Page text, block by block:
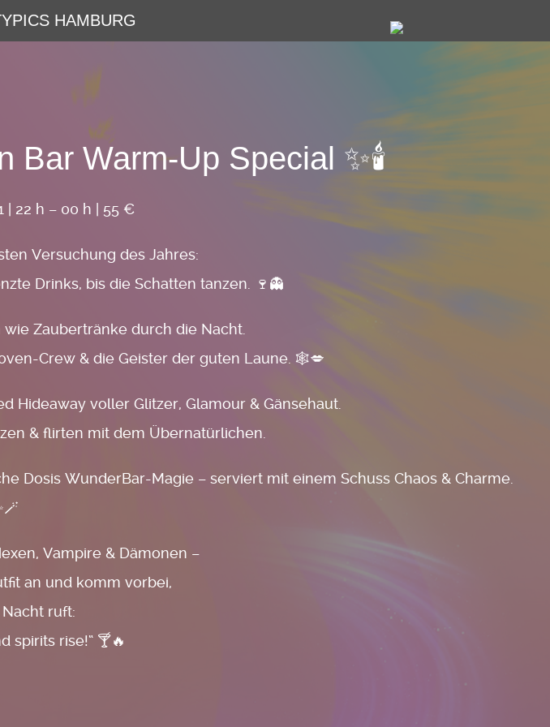
HAMBURG
Bar Warm-Up Special ✨🕯️
| 22 h – 00 h | 55 €
Versuchung des Jahres:
Drinks, bis die Schatten tanzen. 🍷👻
Zaubertränke durch die Nacht.
Crew & die Geister der guten Laune. 🕸️💋
Hideaway voller Glitzer, Glamour & Gänsehaut.
& flirten mit dem Übernatürlichen.
WunderBar-Magie – serviert mit einem Schuss Chaos & Charme.
Vampire & Dämonen –
an und komm vorbei,
ruft:
spirits rise!“ 🍸🔥